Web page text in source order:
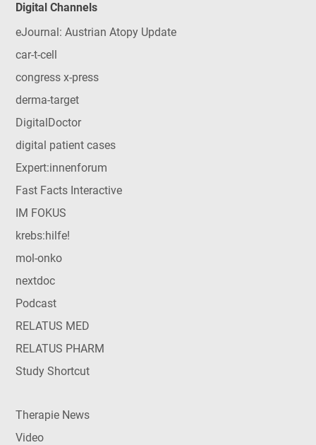
Digital Channels
eJournal: Austrian Atopy Update
car-t-cell
congress x-press
derma-target
DigitalDoctor
digital patient cases
Expert:innenforum
Fast Facts Interactive
IM FOKUS
krebs:hilfe!
mol-onko
nextdoc
Podcast
RELATUS MED
RELATUS PHARM
Study Shortcut
Therapie News
Video